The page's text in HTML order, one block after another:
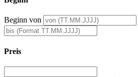
Beginn von
Preis